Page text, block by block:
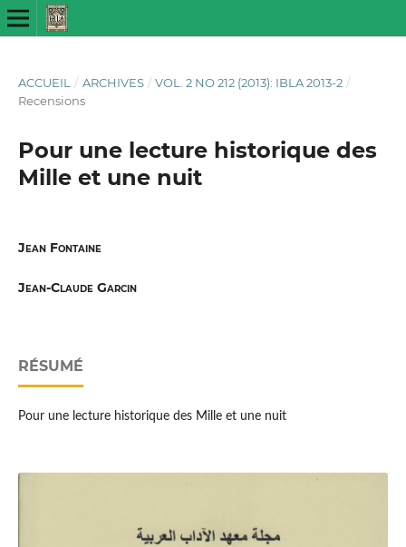
ACCUEIL / ARCHIVES / VOL. 2 NO 212 (2013): IBLA 2013-2 /
Recensions
Pour une lecture historique des
Mille et une nuit
Jean Fontaine
Jean-Claude Garcin
RÉSUMÉ
Pour une lecture historique des Mille et une nuit